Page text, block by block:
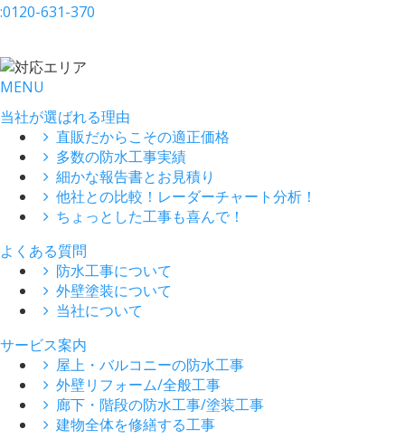
:0120-631-370
MENU
当社が選ばれる理由
直販だからこその適正価格
多数の防水工事実績
細かな報告書とお見積り
他社との比較！レーダーチャート分析！
ちょっとした工事も喜んで！
よくある質問
防水工事について
外壁塗装について
当社について
サービス案内
屋上・バルコニーの防水工事
外壁リフォーム/全般工事
廊下・階段の防水工事/塗装工事
建物全体を修繕する工事